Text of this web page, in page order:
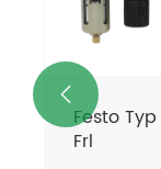
Festo Typ
Frl
